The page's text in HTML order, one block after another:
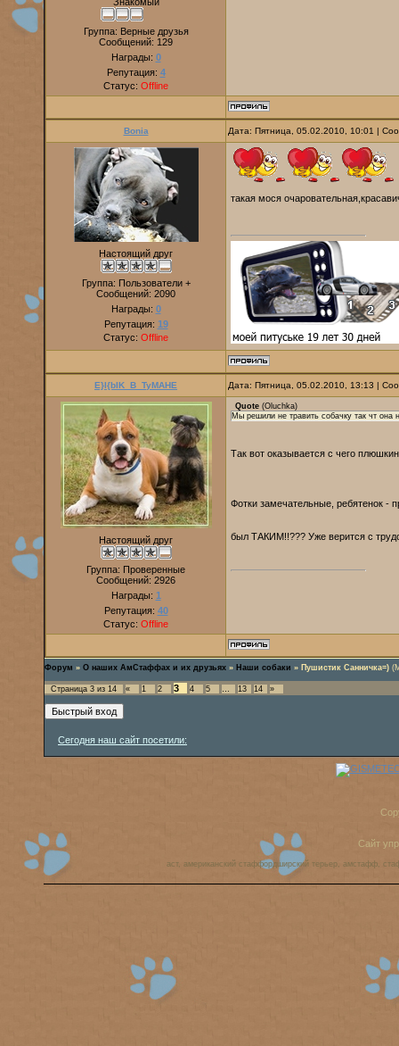
Группа: Верные друзья
Сообщений: 129
Награды: 0
Репутация: 4
Статус: Offline
Bonia Дата: Пятница, 05.02.2010, 10:01 |
Настоящий друг
Группа: Пользователи +
Сообщений: 2090
Награды: 0
Репутация: 19
Статус: Offline
такая мося
E}I{bIK_B_TyMAHE Дата: Пятница, 05.02.2010, 13:13 |
Настоящий друг
Группа: Проверенные
Сообщений: 2926
Награды: 1
Репутация: 40
Статус: Offline
Quote (Oluchka)
Мы решили не травить собачку так чт она
Так вот оказывается с чего
Фотки замечательные, ребятенок -
был ТАКИМ!!??? Уже верится с
Форум » О наших АмСтаффах и их друзьях » Наши собаки » Пушистик Санничка=)
Страница 3 из 14 « 1 2 3 4 5 … 13 14 »
Сегодня наш сайт посетили:
Сайт
аст, американский стаффордширский терьер, амстафф,